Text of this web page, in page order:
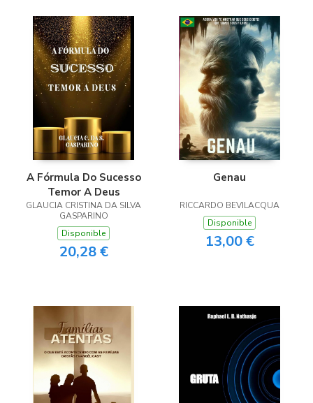
A Fórmula Do Sucesso
Temor A Deus
GLAUCIA CRISTINA DA SILVA
GASPARINO
Disponible
20,28 €
Genau
RICCARDO BEVILACQUA
Disponible
13,00 €